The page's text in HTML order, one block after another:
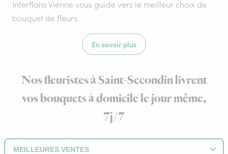
Interflora Vienne vous guide vers le meilleur choix de
bouquet de fleurs.
En savoir plus
Nos fleuristes à Saint-Secondin livrent
vos bouquets à domicile le jour même,
7j/7